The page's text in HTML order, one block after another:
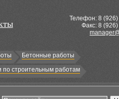
Телефон: 8 (926)
Факс: 8
Бетонные работы
по строительным работам